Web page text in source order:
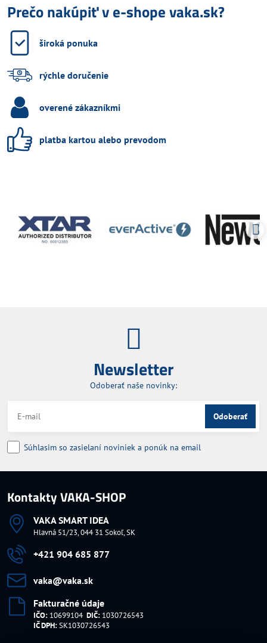
Prečo nakúpiť v e-shope vaka.sk?
široká ponuka
rýchle doručenie
overené zákazníkmi
platba kartou alebo prevodom
Newsletter
Odoberať naše novinky:
Odoberať
Súhlasim so zasielaní noviniek a ponúk na email
Kontakty VAKA-SHOP
VAKA SMART IDEA
Hlavná 51/23, 044 31 Sokoľ, SK
+421 904 685 877
vaka​@vaka​.sk
Fakturačné údaje
IČO: 10699104 DIČ: 1030726543
IČ DPH:SK1030726543